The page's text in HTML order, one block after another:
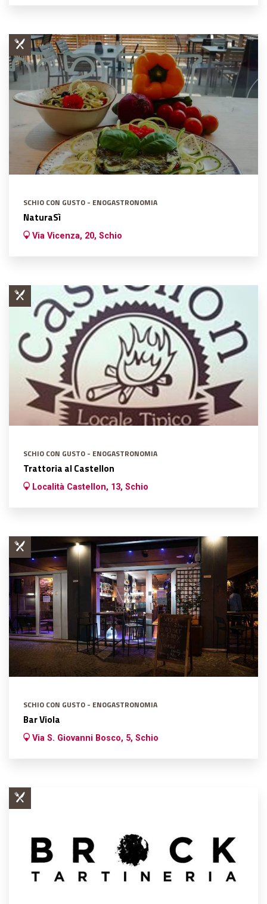
SCHIO CON GUSTO - ENOGASTRONOMIA
NaturaSì
Via Vicenza, 20, Schio
SCHIO CON GUSTO - ENOGASTRONOMIA
Trattoria al Castellon
Località Castellon, 13, Schio
SCHIO CON GUSTO - ENOGASTRONOMIA
Bar Viola
Via S. Giovanni Bosco, 5, Schio